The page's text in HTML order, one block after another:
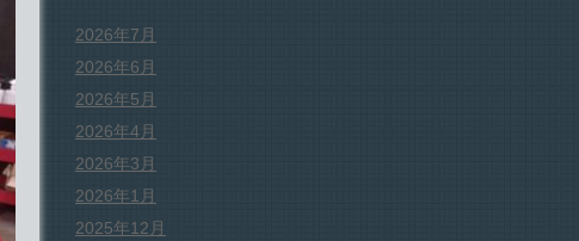
2026年7月
2026年6月
2026年5月
2026年4月
2026年3月
2026年1月
2025年12月